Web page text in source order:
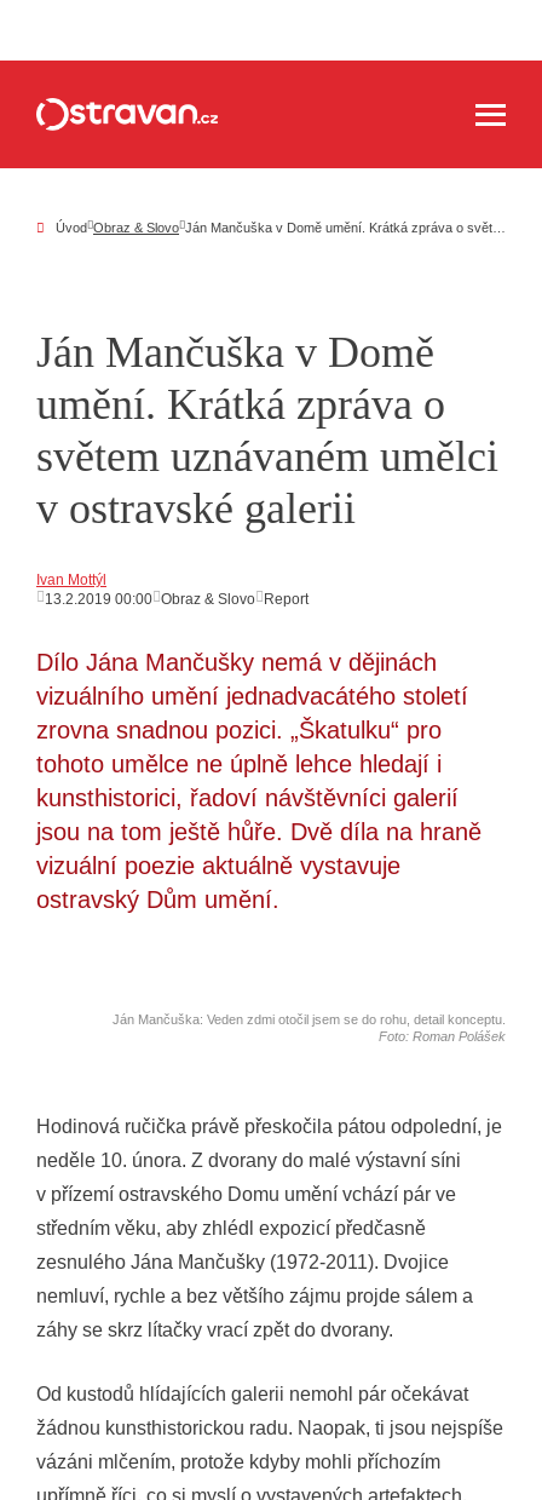
Úvod Obraz & Slovo
Ján Mančuška v Domě
umění. Krátká zpráva o
světem uznávaném umělci
v ostravské galerii
Ivan Mottýl
13.2.2019 00:00 Obraz & Slovo Report
Dílo Jána Mančušky nemá v dějinách
vizuálního umění jednadvacátého století
zrovna snadnou pozici. „Škatulku“ pro
tohoto umělce ne úplně lehce hledají i
kunsthistorici, řadoví návštěvníci galerií
jsou na tom ještě hůře. Dvě díla na hraně
vizuální poezie aktuálně vystavuje
ostravský Dům umění.
Ján Mančuška: Veden zdmi otočil jsem se do rohu, detail konceptu.
Foto: Roman Polášek
Hodinová ručička právě přeskočila pátou odpolední, je
neděle 10. února. Z dvorany do malé výstavní síni
v přízemí ostravského Domu umění vchází pár ve
středním věku, aby zhlédl expozicí předčasně
zesnulého Jána Mančušky (1972-2011). Dvojice
nemluví, rychle a bez většího zájmu projde sálem a
záhy se skrz lítačky vrací zpět do dvorany.
Od kustodů hlídajících galerii nemohl pár očekávat
žádnou kunsthistorickou radu. Naopak, ti jsou nejspíše
vázáni mlčením, protože kdyby mohli příchozím
upřímně říci, co si myslí o vystavených artefaktech,